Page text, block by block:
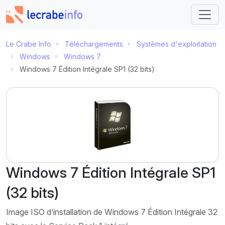
Le Crabe Info Téléchargements
Systèmes d'exploitation
Windows
Windows 7
Windows 7 Édition Intégrale SP1 (32 bits)
Windows 7 Édition Intégrale SP1
(32 bits)
Image ISO d’installation de Windows 7 Édition Intégrale 32